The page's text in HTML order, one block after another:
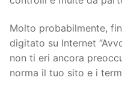
Molto probabilmente,
digitato su Internet
non ti eri ancora
norma il tuo sito e i